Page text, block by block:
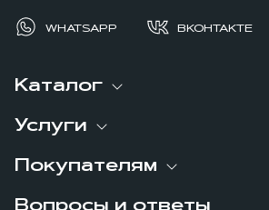
Каталог
Услуги
Покупателям
Вопросы и ответы
WHATSAPP ВКОНТАКТЕ